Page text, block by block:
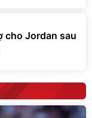
cho Jordan sau